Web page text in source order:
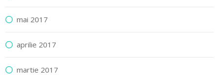
mai 2017
aprilie 2017
martie 2017